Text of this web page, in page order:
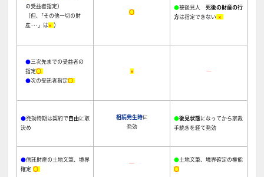
の受益者指定）
（但､「その他一切の財
産･･･」は × ）
〇
●被後見人 死後の財産の行
方は指定できない ×
●三次先までの受益者の
指定〇
●次の受託者指定〇
× ―
●発効時期は契約で自由に取
決め
相続発生時に
発効
●後見状態になってから家裁
手続きを経て発効
●信託財産の土地文筆、境界
確定 〇
―
●土地文筆、境界確定の権能
〇